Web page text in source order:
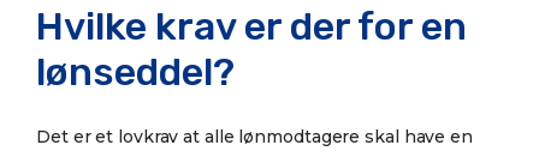
Hvilke krav er der for en
lønseddel?
Det er et lovkrav at alle lønmodtagere skal have en